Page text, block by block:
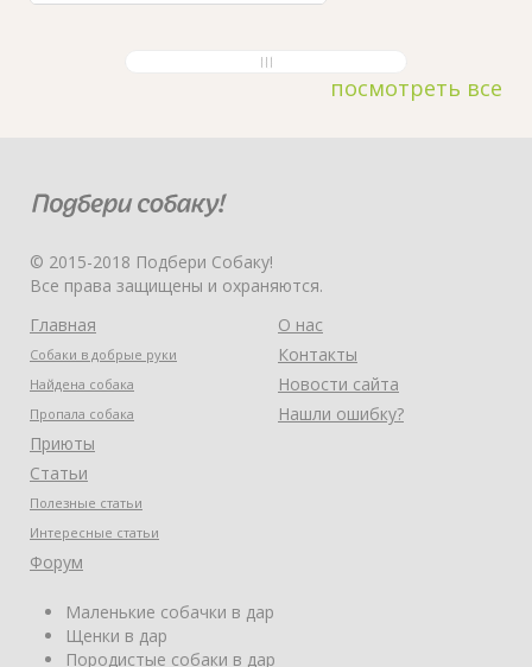
посмотреть все
© 2015-2018 Подбери Собаку!
Все права защищены и охраняются.
Главная
Собаки в добрые руки
Найдена собака
Пропала собака
Приюты
Статьи
Полезные статьи
Интересные статьи
Форум
О нас
Контакты
Новости сайта
Нашли ошибку?
Маленькие собачки в дар
Щенки в дар
Породистые собаки в дар